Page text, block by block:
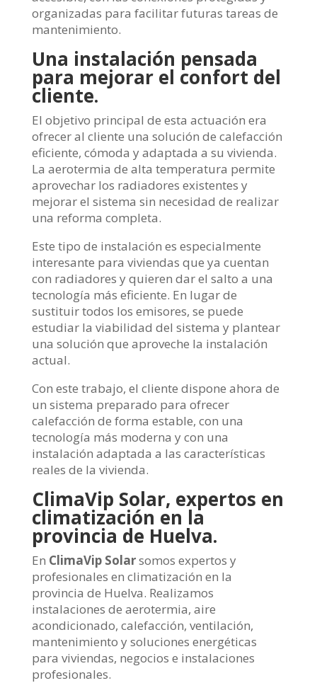
organizadas para facilitar futuras tareas de
mantenimiento.
Una instalación pensada
para mejorar el confort del
cliente.
El objetivo principal de esta actuación era
ofrecer al cliente una solución de calefacción
eficiente, cómoda y adaptada a su vivienda.
La aerotermia de alta temperatura permite
aprovechar los radiadores existentes y
mejorar el sistema sin necesidad de realizar
una reforma completa.
Este tipo de instalación es especialmente
interesante para viviendas que ya cuentan
con radiadores y quieren dar el salto a una
tecnología más eficiente. En lugar de
sustituir todos los emisores, se puede
estudiar la viabilidad del sistema y plantear
una solución que aproveche la instalación
actual.
Con este trabajo, el cliente dispone ahora de
un sistema preparado para ofrecer
calefacción de forma estable, con una
tecnología más moderna y con una
instalación adaptada a las características
reales de la vivienda.
ClimaVip Solar, expertos en
climatización en la
provincia de Huelva.
En ClimaVip Solarsomos expertos y
profesionales en climatización en la
provincia de Huelva. Realizamos
instalaciones de aerotermia, aire
acondicionado, calefacción, ventilación,
mantenimiento y soluciones energéticas
para viviendas, negocios e instalaciones
profesionales.